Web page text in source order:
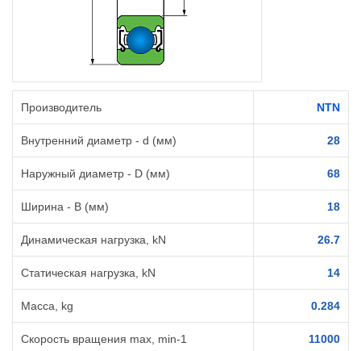
Производитель NTN
Внутренний диаметр - d (мм) 28
Наружный диаметр - D (мм) 68
Ширина - B (мм) 18
Динамическая нагрузка, kN 26.7
Статическая нагрузка, kN 14
Масса, kg 0.284
Cкорость вращения max, min-1 11000